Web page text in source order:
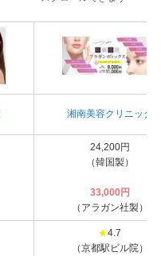
湘南美容クリニック
24,200円
（韓国製）
33,000円
（アラガン社製）
★4.7
（京都駅ビル院）